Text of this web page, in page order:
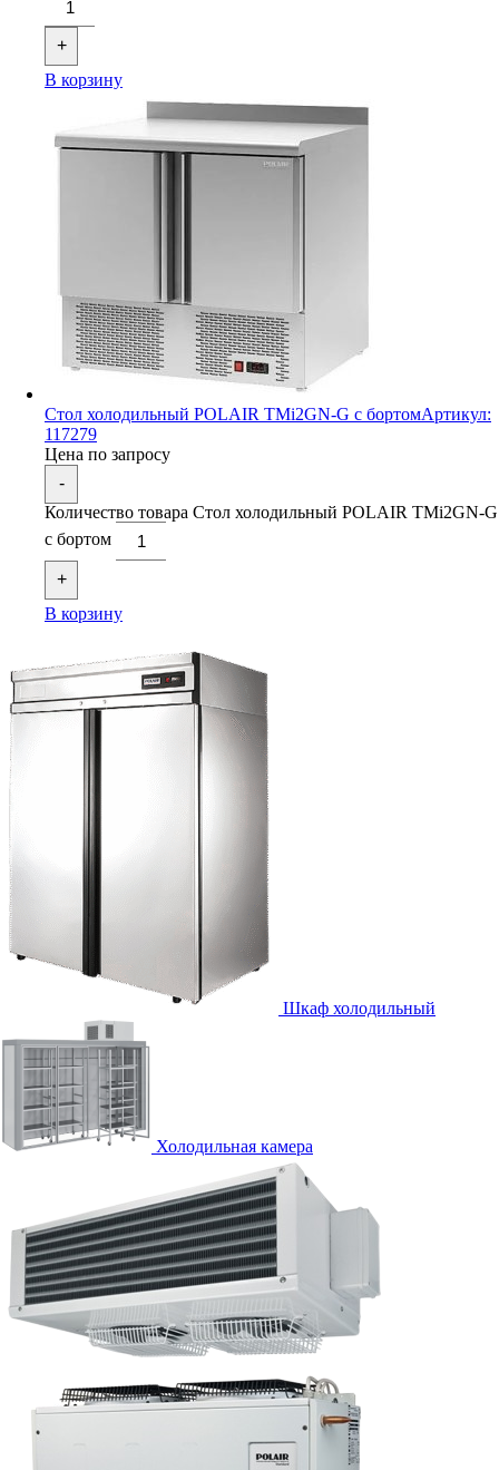
+
В корзину
Стол холодильный POLAIR TMi2GN-G с бортомАртикул:
117279
Цена по запросу
-
Количество товара Стол холодильный POLAIR TMi2GN-G
с бортом
+
В корзину
Шкаф холодильный
Холодильная камера